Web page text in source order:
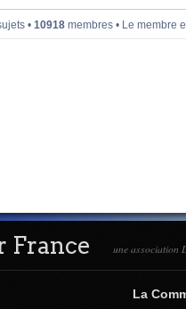
• 10918 membres • Le membre
France une association
La